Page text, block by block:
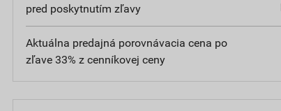
pred poskytnutím zľavy
Aktuálna predajná porovnávacia cena po
zľave 33% z cenníkovej ceny